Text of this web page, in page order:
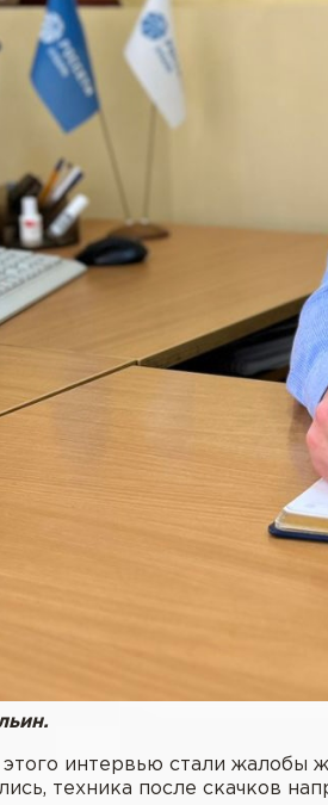
интервью стали жалобы
техника после скачков